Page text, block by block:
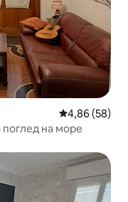
Просечна
4,86 (58)
поглед на море